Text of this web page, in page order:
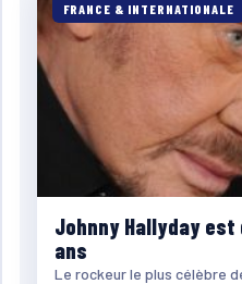
FRANCE & INTERNATIONALE
Johnny Hallyday
ans
Le rockeur le plus célèbre